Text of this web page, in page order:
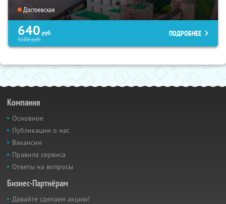
Достоевская
640 руб.
5100руб.
ПОДРОБНЕЕ
Компания
Основное
Публикации о нас
Вакансии
Правила сервиса
Ответы на вопросы
Бизнес-Партнёрам
Давайте сделаем акцию!